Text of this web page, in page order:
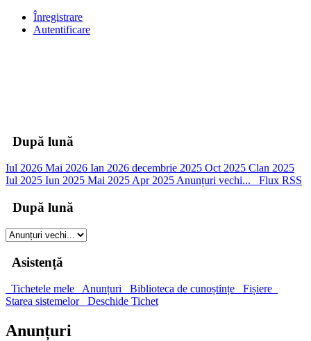
Înregistrare
Autentificare
După lună
Iul 2026 Mai 2026 Ian 2026 decembrie 2025 Oct 2025 Clan 2025
Iul 2025 Iun 2025 Mai 2025Apr 2025Anunțuri vechi... Flux RSS
După lună
Asistență
Tichetele mele Anunțuri Biblioteca de cunoștințe
Fișiere
Starea sistemelor
Deschide Tichet
Anunțuri